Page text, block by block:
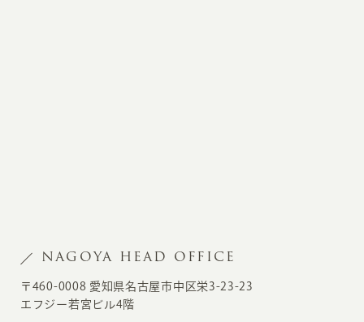
NAGOYA HEAD OFFICE
〒460-0008 愛知県名古屋市中区栄3-23-23
エフジー若宮ビル4階